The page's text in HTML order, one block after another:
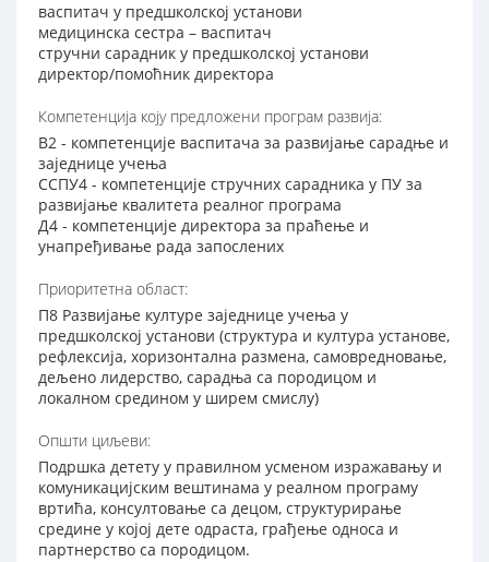
васпитач у предшколској установи
медицинска сестра – васпитач
стручни сарадник у предшколској установи
директор/помоћник директора
Компетенција коју предложени програм развија:
В2 - компетенције васпитача за развијање сарадње и
заједнице учења
ССПУ4 - компетенције стручних сарадника у ПУ за
развијање квалитета реалног програма
Д4 - компетенције директора за праћење и
унапређивање рада запослених
Приоритетна област:
П8 Развијање културе заједнице учења у
предшколској установи (структура и култура установе,
рефлексија, хоризонтална размена, самовредновање,
дељено лидерство, сарадња са породицом и
локалном средином у ширем смислу)
Општи циљеви:
Подршка детету у правилном усменом изражавању и
комуникацијским вештинама у реалном програму
вртића, консултовање са децом, структурирање
средине у којој дете одраста, грађење односа и
партнерство са породицом.